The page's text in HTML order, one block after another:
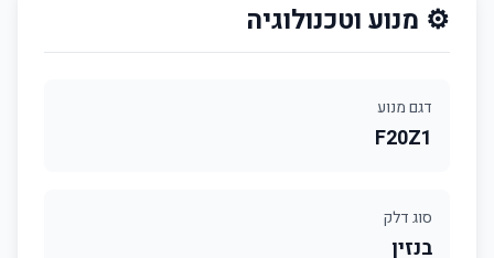
⚙️ מנוע וטכנולוגיה
דגם מנוע
F20Z1
סוג דלק
בנזין